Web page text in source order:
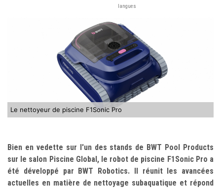
langues
Le nettoyeur de piscine F1Sonic Pro
Bien en vedette sur l'un des stands de BWT Pool Products
sur le salon Piscine Global, le robot de piscine F1Sonic Pro a
été développé par BWT Robotics. Il réunit les avancées
actuelles en matière de nettoyage subaquatique et répond